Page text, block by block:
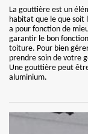
La gouttière est un
habitat que le que soit
a pour fonction de
garantir le bon
toiture. Pour bien
prendre soin de votre
Une gouttière peut
aluminium.